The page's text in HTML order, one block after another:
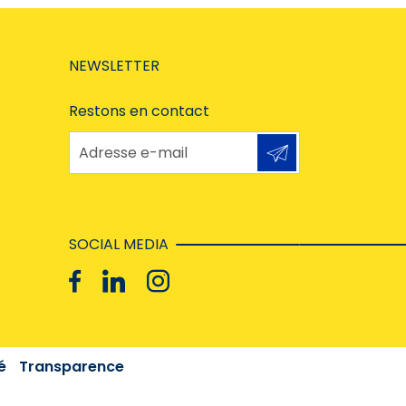
NEWSLETTER
Restons en contact
Adresse e-mail
SOCIAL MEDIA
Transparence